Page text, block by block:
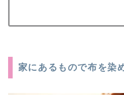
家にあるもので布を染